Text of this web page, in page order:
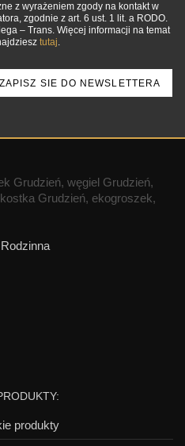
z wyrażeniem zgody na kontakt w
zgodnie z art. 6 ust. 1 lit. a RODO.
– Trans. Więcej informacji na temat
tutaj.
produkty